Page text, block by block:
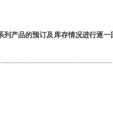
产品的预订及库存情况进行逐一